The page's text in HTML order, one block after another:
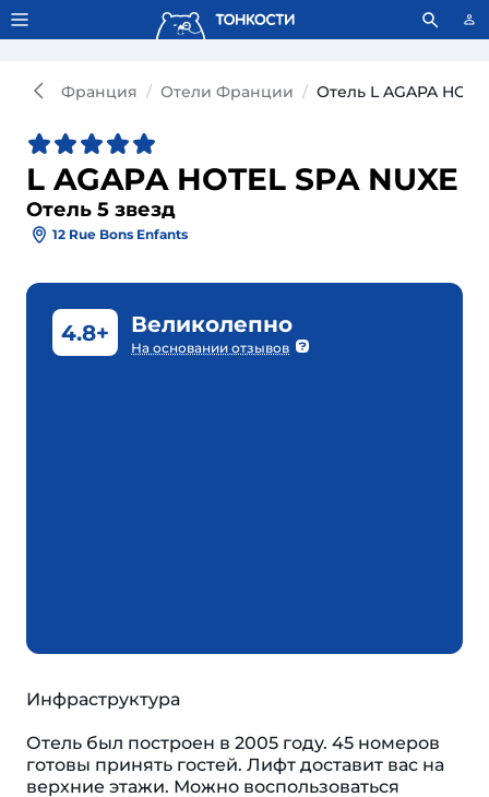
Тонкости используют сookie-файлы. Что это значит?
Франция Отели Франции Отель L AGAPA
L AGAPA HOTEL SPA NUXE
Отель 5 звезд
12 Rue Bons Enfants
4.8+ Великолепно
На основании отзывов
Инфраструктура
Отель был построен в 2005 году. 45 номеров
готовы принять гостей. Лифт доставит вас на
верхние этажи. Можно воспользоваться